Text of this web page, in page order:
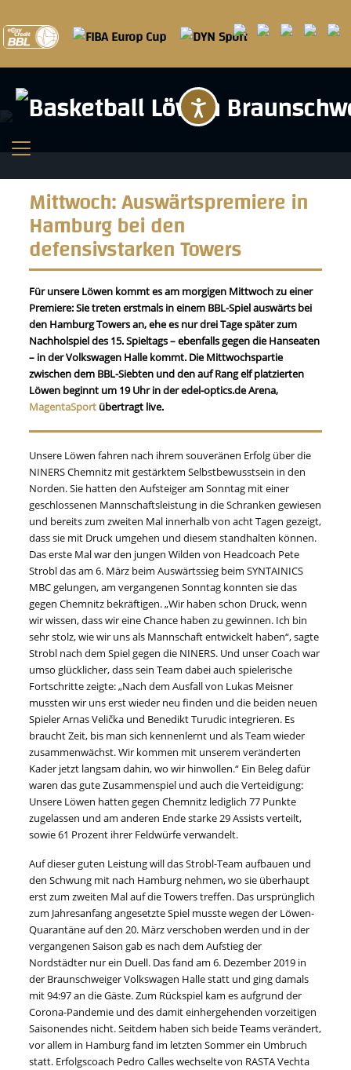
Mittwoch: Auswärtspremiere in
Hamburg bei den
defensivstarken Towers
Für unsere Löwen kommt es am morgigen Mittwoch zu einer
Premiere: Sie treten erstmals in einem BBL-Spiel auswärts bei
den Hamburg Towers an, ehe es nur drei Tage später zum
Nachholspiel des 15. Spieltags – ebenfalls gegen die Hanseaten
– in der Volkswagen Halle kommt. Die Mittwochspartie
zwischen dem BBL-Siebten und den auf Rang elf platzierten
Löwen beginnt um 19 Uhr in der edel-optics.de Arena,
MagentaSport übertragt live.
Unsere Löwen fahren nach ihrem souveränen Erfolg über die
NINERS Chemnitz mit gestärktem Selbstbewusstsein in den
Norden. Sie hatten den Aufsteiger am Sonntag mit einer
geschlossenen Mannschaftsleistung in die Schranken gewiesen
und bereits zum zweiten Mal innerhalb von acht Tagen gezeigt,
dass sie mit Druck umgehen und diesem standhalten können.
Das erste Mal war den jungen Wilden von Headcoach Pete
Strobl das am 6. März beim Auswärtssieg beim SYNTAINICS
MBC gelungen, am vergangenen Sonntag konnten sie das
gegen Chemnitz bekräftigen. „Wir haben schon Druck, wenn
wir wissen, dass wir eine Chance haben zu gewinnen. Ich bin
sehr stolz, wie wir uns als Mannschaft entwickelt haben“, sagte
Strobl nach dem Spiel gegen die NINERS. Und unser Coach war
umso glücklicher, dass sein Team dabei auch spielerische
Fortschritte zeigte: „Nach dem Ausfall von Lukas Meisner
mussten wir uns erst wieder neu finden und die beiden neuen
Spieler Arnas Velička und Benedikt Turudic integrieren. Es
braucht Zeit, bis man sich kennenlernt und als Team wieder
zusammenwächst. Wir kommen mit unserem veränderten
Kader jetzt langsam dahin, wo wir hinwollen.“ Ein Beleg dafür
waren das gute Zusammenspiel und auch die Verteidigung:
Unsere Löwen hatten gegen Chemnitz lediglich 77 Punkte
zugelassen und am anderen Ende starke 29 Assists verteilt,
sowie 61 Prozent ihrer Feldwürfe verwandelt.
Auf dieser guten Leistung will das Strobl-Team aufbauen und
den Schwung mit nach Hamburg nehmen, wo sie überhaupt
erst zum zweiten Mal auf die Towers treffen. Das ursprünglich
zum Jahresanfang angesetzte Spiel musste wegen der Löwen-
Quarantäne auf den 20. März verschoben werden und in der
vergangenen Saison gab es nach dem Aufstieg der
Nordstädter nur ein Duell. Das fand am 6. Dezember 2019 in
der Braunschweiger Volkswagen Halle statt und ging damals
mit 94:97 an die Gäste. Zum Rückspiel kam es aufgrund der
Corona-Pandemie und des damit einhergehenden vorzeitigen
Saisonendes nicht. Seitdem haben sich beide Teams verändert,
vor allem in Hamburg fand im letzten Sommer ein Umbruch
statt. Erfolgscoach Pedro Calles wechselte von RASTA Vechta